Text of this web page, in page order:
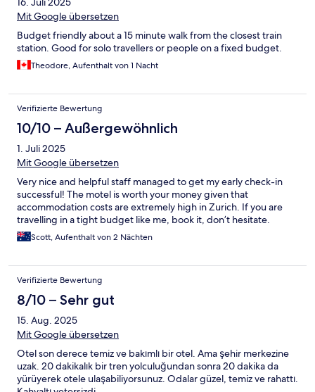
Mit Google übersetzen
Budget friendly about a 15 minute walk from the closest train
station. Good for solo travellers or people on a fixed budget.
Theodore, Aufenthalt von 1 Nacht
Verifizierte Bewertung
10/10 – Außergewöhnlich
1. Juli 2025
Mit Google übersetzen
Very nice and helpful staff managed to get my early check-in
successful! The motel is worth your money given that
accommodation costs are extremely high in Zurich. If you are
travelling in a tight budget like me, book it, don’t hesitate.
Scott, Aufenthalt von 2 Nächten
Verifizierte Bewertung
8/10 – Sehr gut
15. Aug. 2025
Mit Google übersetzen
Otel son derece temiz ve bakımlı bir otel. Ama şehir merkezine
uzak. 20 dakikalık bir tren yolculuğundan sonra 20 dakika da
yürüyerek otele ulaşabiliyorsunuz. Odalar güzel, temiz ve rahattı.